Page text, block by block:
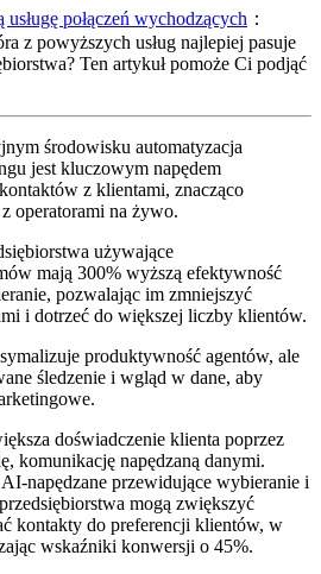
połączeń wychodzących ：
z powyższych usług najlepiej pasuje
Ten artykuł pomoże Ci podjąć
środowisku automatyzacja
jest kluczowym napędem
z klientami, znacząco
operatorami na żywo.
używające
mają 300% wyższą efektywność
pozwalając im zmniejszyć
i dotrzeć do większej liczby klientów.
produktywność agentów, ale
śledzenie i wgląd w dane, aby
doświadczenie klienta poprzez
komunikację napędzaną danymi.
napędzane przewidujące wybieranie i
mogą zwiększyć
kontakty do preferencji klientów, w
wskaźniki konwersji o 45%.